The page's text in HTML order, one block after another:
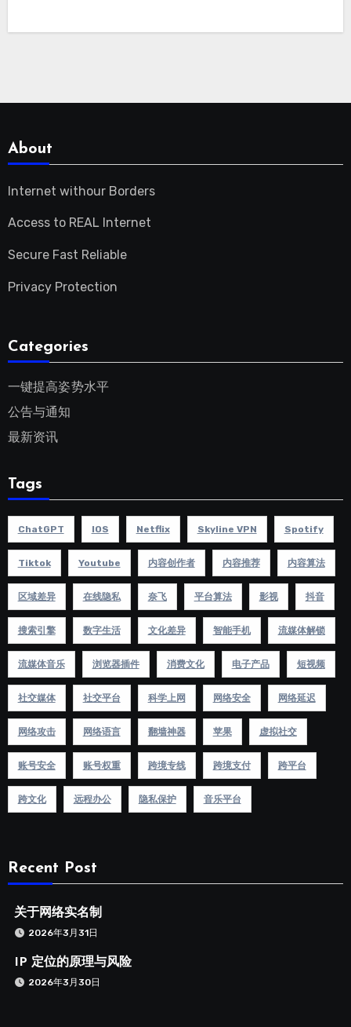
About
Internet withour Borders
Access to REAL Internet
Secure Fast Reliable
Privacy Protection
Categories
一键提高姿势水平
公告与通知
最新资讯
Tags
ChatGPT IOS Netflix Skyline VPN Spotify
Tiktok Youtube 内容创作者 内容推荐 内容算法
区域差异 在线隐私 奈飞 平台算法 影视 抖音
搜索引擎 数字生活 文化差异 智能手机 流媒体解锁
流媒体音乐 浏览器插件 消费文化 电子产品 短视频
社交媒体 社交平台 科学上网 网络安全 网络延迟
网络攻击 网络语言 翻墙神器 苹果 虚拟社交
账号安全 账号权重 跨境专线 跨境支付 跨平台
跨文化 远程办公 隐私保护 音乐平台
Recent Post
关于网络实名制
2026年3月31日
IP 定位的原理与风险
2026年3月30日